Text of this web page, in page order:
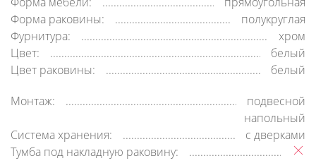
Форма раковины:
полукруглая
Фурнитура:
хром
Цвет:
белый
Цвет раковины:
белый
Монтаж:
подвесной
напольный
Система хранения:
с дверками
Тумба под накладную раковину: